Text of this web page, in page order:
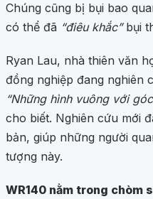
Chúng cũng bị bụi bao
có thể đã “điêu khắc”bụi
Ryan Lau, nhà thiên văn
đồng nghiệp đang nghiên
“Những hình vuông với
cho biết. Nghiên cứu mới
bản, giúp những người
tượng này.
WR140 nằm trong chòm